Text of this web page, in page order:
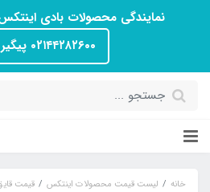
نمایندگی محصولات بادی
۰۲۱۴۴۲۸۲۶۰۰ پیگیری سفارش
خانه لیست قیمت محصولات اینتکس
قیمت